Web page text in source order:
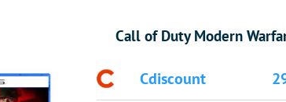
Call of Duty Modern
Cdiscount